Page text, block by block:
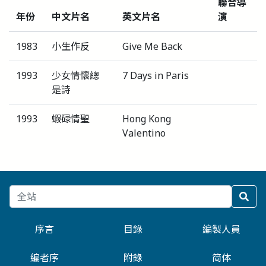
年份 中文片名 英文片名
演
1983 小生作反 Give Me Back
1993
少女情懷總
是詩
7 Days in Paris
1993 蝦碌情聖
Hong Kong
Valentino
序言 目錄 編製人員
編者序 附錄 简体